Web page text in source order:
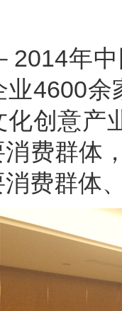
年中
4600
创意产
费群体
费群体